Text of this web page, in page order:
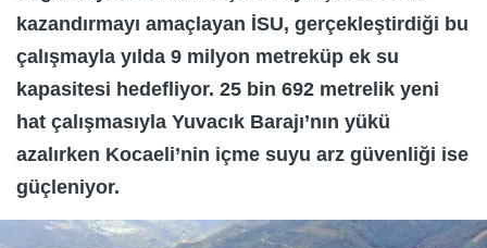
kazandırmayı amaçlayan İSU, gerçekleştirdiği bu
çalışmayla yılda 9 milyon metreküp ek su
kapasitesi hedefliyor. 25 bin 692 metrelik yeni
hat çalışmasıyla Yuvacık Barajı’nın yükü
azalırken Kocaeli’nin içme suyu arz güvenliği ise
güçleniyor.